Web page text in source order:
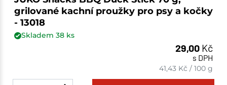
grilované kachní proužky pro psy a kočky
- 13018
Skladem 38ks
29,00 Kč
s DPH
41,43 Kč /100 g